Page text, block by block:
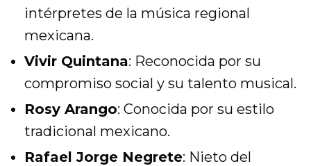
intérpretes de la música regional
mexicana.
Vivir Quintana: Reconocida por su
compromiso social y su talento musical.
Rosy Arango: Conocida por su estilo
tradicional mexicano.
Rafael Jorge Negrete: Nieto del